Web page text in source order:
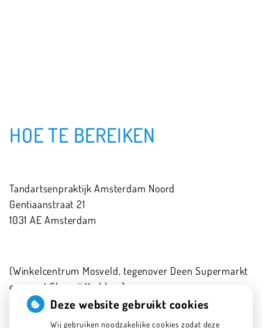
HOE TE BEREIKEN
Tandartsenpraktijk Amsterdam Noord
Gentiaanstraat21
1031 AE Amsterdam
(Winkelcentrum Mosveld, tegenover Deen Supermarkt
en naast Slagerij Kaddour)
020-6341575
info@tpan.nl
Deze website gebruikt cookies
Wij gebruiken noodzakelijke cookies zodat deze